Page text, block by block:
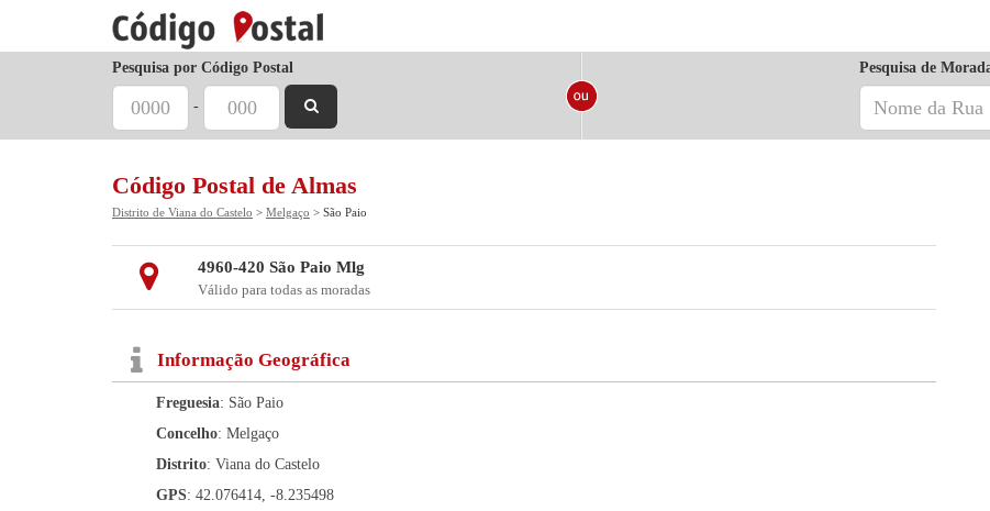
Pesquisa por Código Postal
-
Pesquisa de
Código Postal de Almas
Distrito de Viana do Castelo > Melgaço > São Paio
4960-420 São Paio Mlg
Válido para todas as moradas
Informação Geográfica
Freguesia: São Paio
Concelho: Melgaço
Distrito: Viana do Castelo
GPS: 42.076414, -8.235498